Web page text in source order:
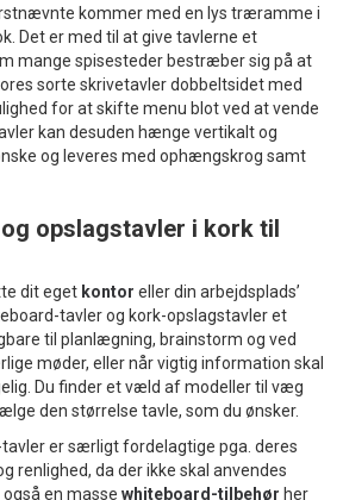
kommer med en lys træramme i
Det er med til at give tavlerne et
mange spisesteder bestræber sig på at
sorte skrivetavler dobbeltsidet med
for at skifte menu blot ved at vende
kan desuden hænge vertikalt og
og leveres med ophængskrog samt
opslagstavler i kork til
dit eget kontor eller din arbejdsplads’
tavler og kork-opslagstavler et
til planlægning, brainstorm og ved
møder, eller når vigtig information skal
Du finder et væld af modeller til væg
den størrelse tavle, som du ønsker.
er særligt fordelagtige pga. deres
renlighed, da der ikke skal anvendes
en masse whiteboard-tilbehør her